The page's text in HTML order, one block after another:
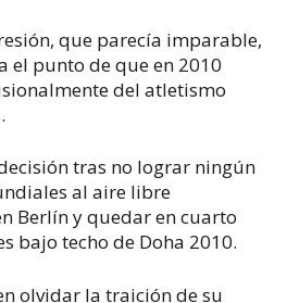
que parecía imparable,
el punto de que en 2010
del atletismo
tras no lograr ningún
al aire libre
Berlín y quedar en cuarto
bajo techo de Doha 2010.
olvidar la traición de su